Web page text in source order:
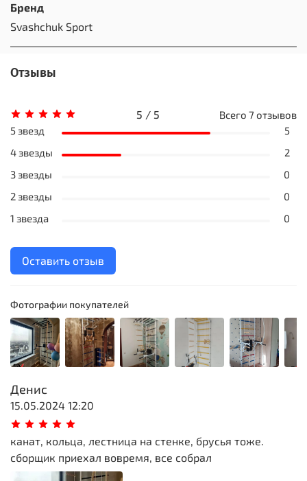
Бренд
Svashchuk Sport
Отзывы
Фотографии покупателей
Денис
15.05.2024 12:20
канат, кольца, лестница на стенке, брусья тоже.
сборщик приехал вовремя, все собрал
5 / 5 Всего 7 отзывов
5 звезд
5
4 звезды
2
3 звезды
0
2 звезды
0
1 звезда
0
Оставить отзыв